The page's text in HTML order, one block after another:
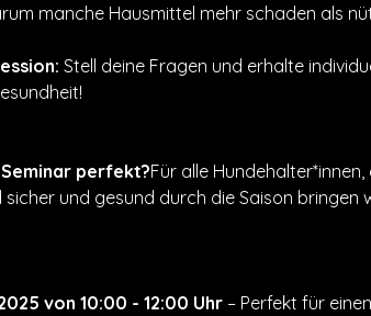
manche Hausmittel mehr schaden als
Stell deine Fragen und erhalte
perfekt?Für alle
und gesund durch die Saison bringen
von 10:00 - 12:00 Uhr – Perfekt für